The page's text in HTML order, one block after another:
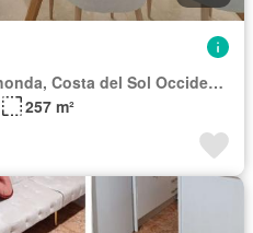
Urbanización Sitio de Calahonda, Costa del Sol Occidental
257 m²